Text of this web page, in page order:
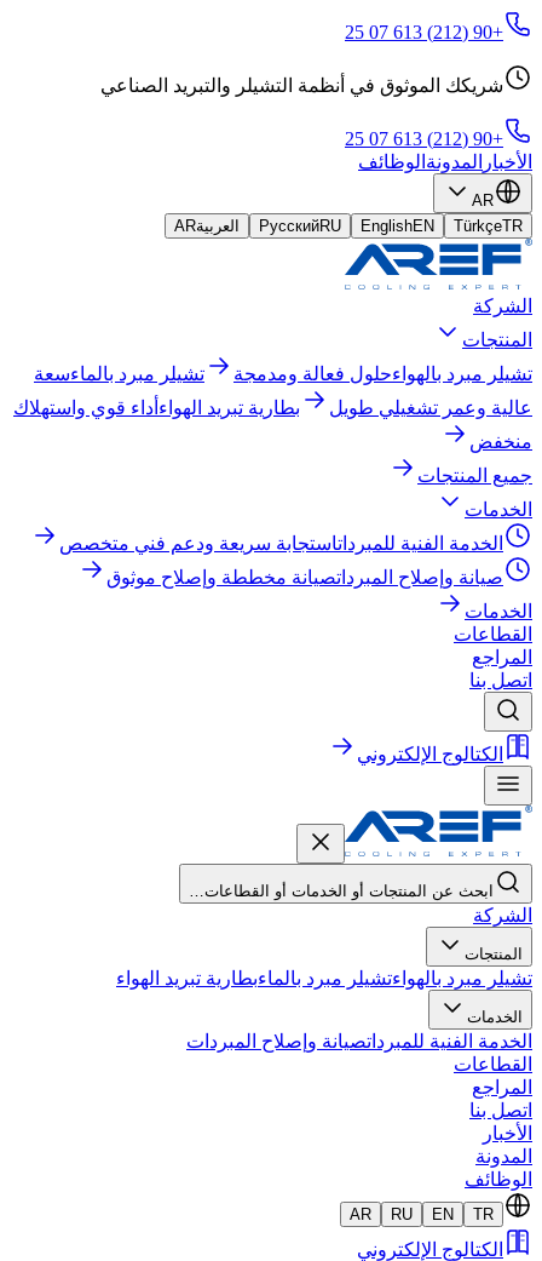
+90 (212) 613 07 25
شريكك الموثوق في أنظمة التشيلر والتبريد الصناعي
+90 (212) 613 07 25
الأخبار المدونة الوظائف
AR
TürkçeTR
EnglishEN
РусскийRU العربيةAR
الشركة
المنتجات
تشيلر مبرد بالهواءحلول فعالة ومدمجة تشيلر مبرد بالماءسعة
عالية وعمر تشغيلي طويل
بطارية تبريد الهواء أداء قوي واستهلاك
منخفض
جميع المنتجات
الخدمات
الخدمة الفنية للمبرداتاستجابة سريعة ودعم فني متخصص
صيانة وإصلاح المبرداتصيانة مخططة وإصلاح موثوق
الخدمات
القطاعات
المراجع
اتصل بنا
الكتالوج الإلكتروني
ابحث عن المنتجات أو الخدمات أو القطاعات…
الشركة
المنتجات
تشيلر مبرد بالهواءتشيلر مبرد بالماءبطارية تبريد الهواء
الخدمات
الخدمة الفنية للمبرداتصيانة وإصلاح المبردات
القطاعات
المراجع
اتصل بنا
الأخبار
المدونة
الوظائف
TR
EN
RU
AR
الكتالوج الإلكتروني